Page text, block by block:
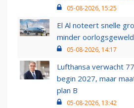
05-08-2026, 15:25
El Al noteert snelle
minder oorlogsgeweld
05-08-2026, 14:17
Lufthansa verwacht
begin 2027, maar
plan B
05-08-2026, 13:42